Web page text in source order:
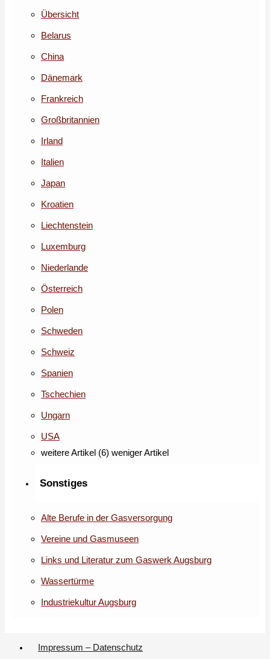
Übersicht
Belarus
China
Dänemark
Frankreich
Großbritannien
Irland
Italien
Japan
Kroatien
Liechtenstein
Luxemburg
Niederlande
Österreich
Polen
Schweden
Schweiz
Spanien
Tschechien
Ungarn
USA
weitere Artikel (6) weniger Artikel
Sonstiges
Alte Berufe in der Gasversorgung
Vereine und Gasmuseen
Links und Literatur zum Gaswerk Augsburg
Wassertürme
Industriekultur Augsburg
Impressum – Datenschutz